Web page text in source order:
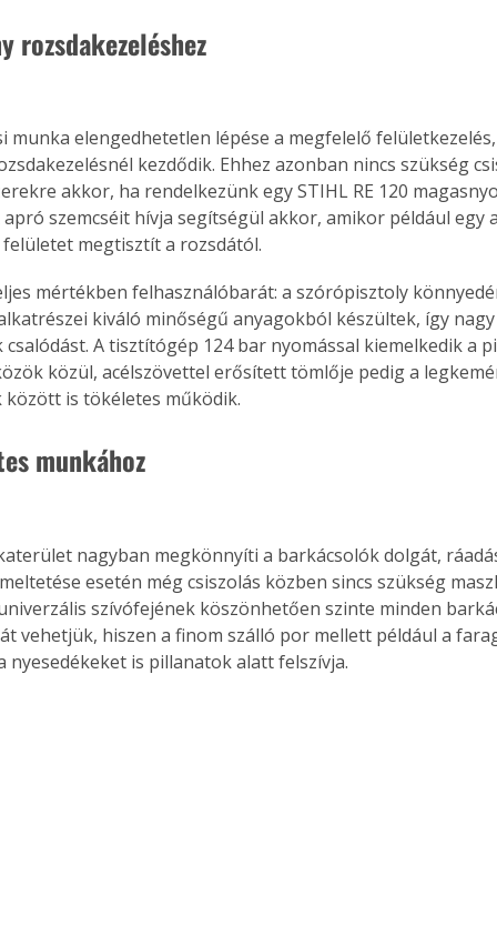
rozsdakezeléshez
munka elengedhetetlen lépése a megfelelő
kezdődik. Ehhez azonban nincs szükség
akkor, ha rendelkezünk egy STIHL RE 120
apró szemcséit hívja segítségül akkor, amikor például egy
felületet megtisztít a rozsdától.
mértékben felhasználóbarát: a szórópisztoly
kiváló minőségű anyagokból készültek, így
csalódást. A tisztítógép 124 bar nyomással kiemelkedik a
közül, acélszövettel erősített tömlője pedig a
között is tökéletes működik.
munkához
nagyban megkönnyíti a barkácsolók dolgát,
esetén még csiszolás közben sincs szükség
univerzális szívófejének köszönhetően szinte minden
vehetjük, hiszen a finom szálló por mellett például a
nyesedékeket is pillanatok alatt felszívja.